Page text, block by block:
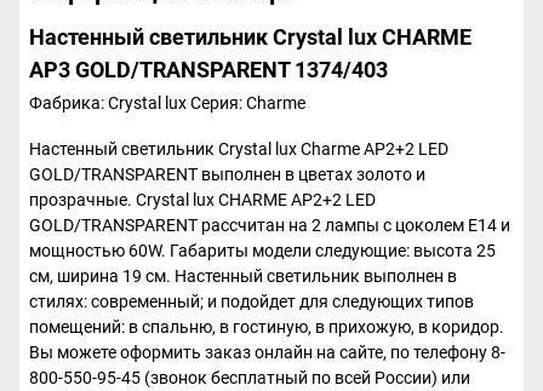
Настенный светильник Crystal lux CHARME
AP3 GOLD/TRANSPARENT 1374/403
Фабрика: Crystal luxСерия: Charme
Настенный светильник Crystal lux Charme AP2+2 LED
GOLD/TRANSPARENT выполнен в цветах золото и
прозрачные. Crystal lux CHARME AP2+2 LED
GOLD/TRANSPARENT рассчитан на 2 лампы с цоколем E14 и
мощностью 60W. Габариты модели следующие: высота 25
см, ширина 19 см. Настенный светильник выполнен в
стилях: современный; и подойдет для следующих типов
помещений: в спальню, в гостиную, в прихожую, в коридор.
Вы можете оформить заказ онлайн на сайте, по телефону 8-
800-550-95-45 (звонок бесплатный по всей России) или